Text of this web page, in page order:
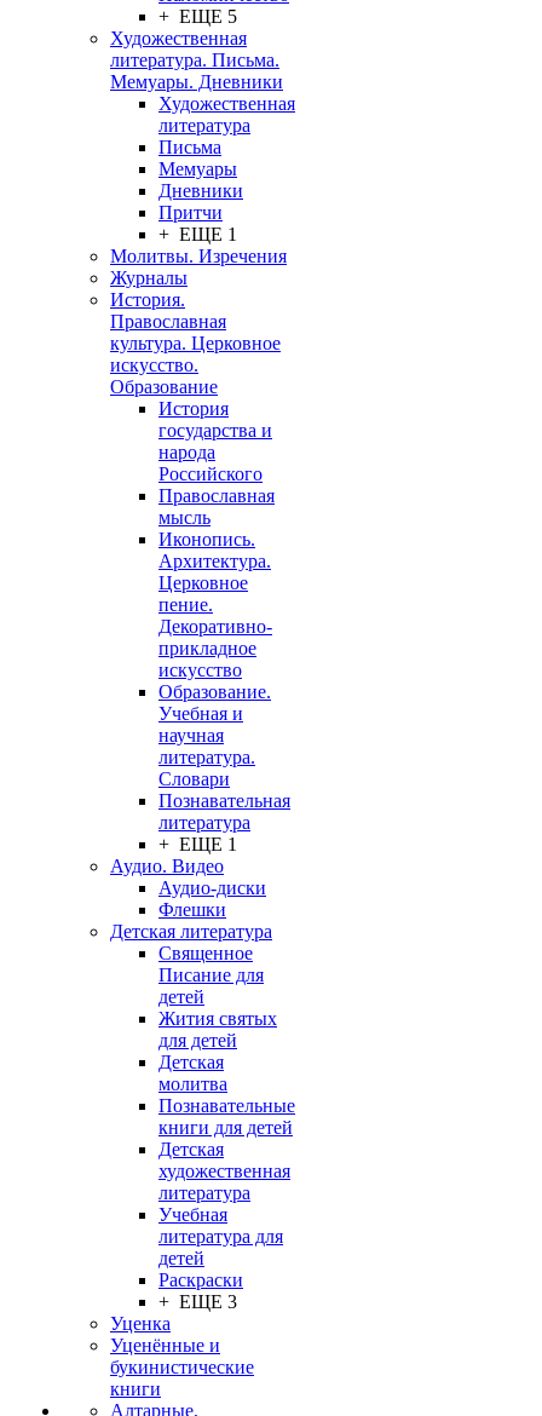
+ ЕЩЕ 5
Художественная
литература. Письма.
Мемуары. Дневники
Художественная
литература
Письма
Мемуары
Дневники
Притчи
+ ЕЩЕ 1
Молитвы. Изречения
Журналы
История.
Православная
культура. Церковное
искусство.
Образование
История
государства и
народа
Российского
Православная
мысль
Иконопись.
Архитектура.
Церковное
пение.
Декоративно-
прикладное
искусство
Образование.
Учебная и
научная
литература.
Словари
Познавательная
литература
+ ЕЩЕ 1
Аудио. Видео
Аудио-диски
Флешки
Детская литература
Священное
Писание для
детей
Жития святых
для детей
Детская
молитва
Познавательные
книги для детей
Детская
художественная
литература
Учебная
литература для
детей
Раскраски
+ ЕЩЕ 3
Уценка
Уценённые и
букинистические
книги
Алтарные,